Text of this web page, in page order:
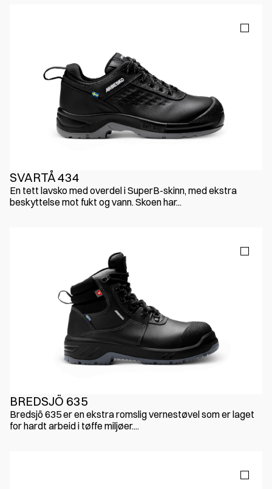
SVARTÅ 434
En tett lavsko med overdel i SuperB-skinn, med ekstra
beskyttelse mot fukt og vann. Skoen har...
BREDSJÖ 635
Bredsjö 635 er en ekstra romslig vernestøvel som er laget
for hardt arbeid i tøffe miljøer....